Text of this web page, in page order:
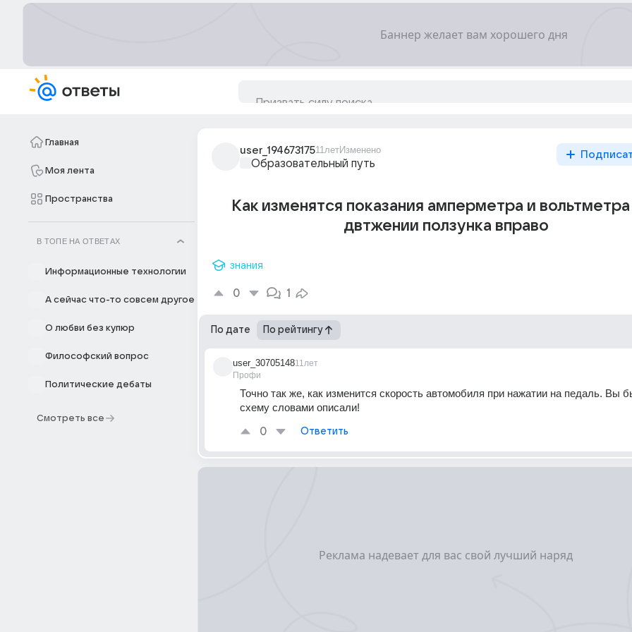
Главная
Моя лента
Пространства
В ТОПЕ НА ОТВЕТАХ
Информационные технологии
А сейчас что-то совсем другое
О любви без купюр
Философский вопрос
Политические дебаты
Смотреть все
user_19467317511летИзменено
Образовательный путь
Как изменятся показания амперметра и
двтжении ползунка вправо
знания
0 1
По дате По рейтингу
user_30705148
Профи
11лет
Точно так же, как изменится скорость автомобиля при нажатии на педаль. Вы
схему словами описали!
0 Ответить